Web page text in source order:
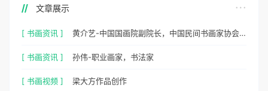
文章展示
[ 书画资讯 ] 黄介艺-中国国画院副院长，中国民间书画家协会副主席
[ 书画资讯 ] 孙伟-职业画家，书法家
[ 书画视频 ] 梁大方作品创作